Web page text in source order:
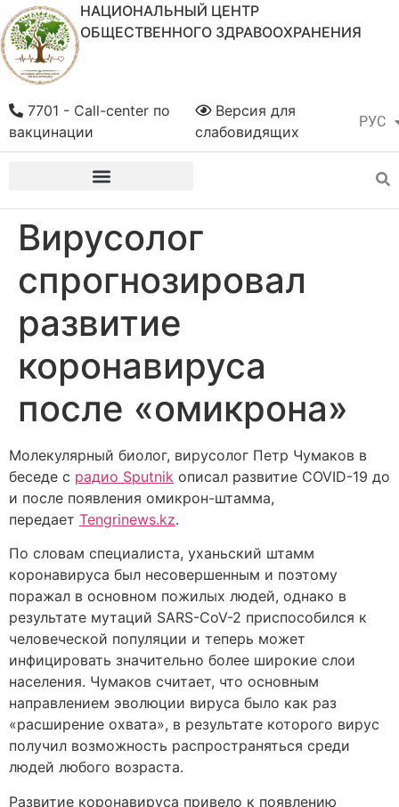
НАЦИОНАЛЬНЫЙ ЦЕНТР
ОБЩЕСТВЕННОГО ЗДРАВООХРАНЕНИЯ
РУС
ҚАЗ
Версия для
слабовидящих
7701 - Call-center по
вакцинации
Вирусолог
спрогнозировал
развитие
коронавируса
после «омикрона»
Молекулярный биолог, вирусолог Петр Чумаков в
беседе с радио Sputnik описал развитие COVID-19 до
и после появления омикрон-штамма,
передает Tengrinews.kz.
По словам специалиста, уханьский штамм
коронавируса был несовершенным и поэтому
поражал в основном пожилых людей, однако в
результате мутаций SARS-CoV-2 приспособился к
человеческой популяции и теперь может
инфицировать значительно более широкие слои
населения. Чумаков считает, что основным
направлением эволюции вируса было как раз
«расширение охвата», в результате которого вирус
получил возможность распространяться среди
людей любого возраста.
Развитие коронавируса привело к появлению